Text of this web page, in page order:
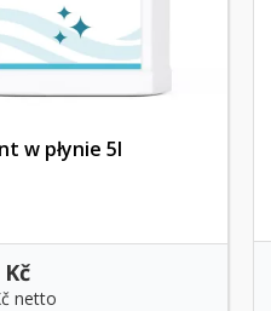
w płynie 5l
netto